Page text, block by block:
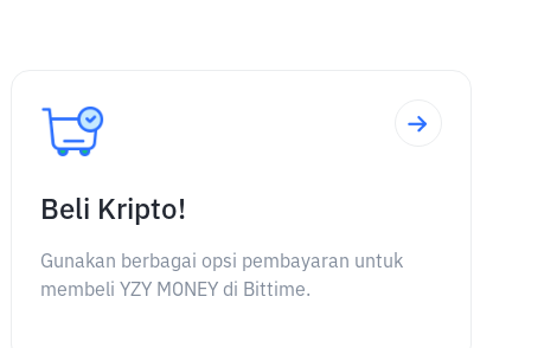
Beli Kripto!
Gunakan berbagai opsi pembayaran untuk
membeli YZY MONEY di Bittime.